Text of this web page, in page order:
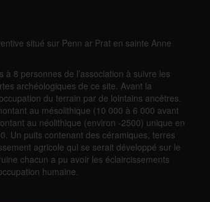
situé sur Penn ar Prat en sainte Anne
à 8 personnes de l’association à suivre les
archéologiques de ce site. Avant la
du terrain par de lointains ancêtres.
au mésolithique (10 000 à 6 000 avant
au néolithique (environ -2500) unique en
Un puits contenant des céramiques, terres
agricole qui se serait développé sur le
chacun a pu avoir les éclaircissements
humaine.